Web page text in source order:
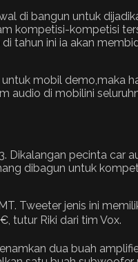
di bangun untuk
kompetisi-kompetisi
tahun ini ia akan
mobil demo,maka
di mobilini
pecinta car
dibagun untuk
Tweeter jenis ini
tutur Riki dari tim Vox.
dua buah